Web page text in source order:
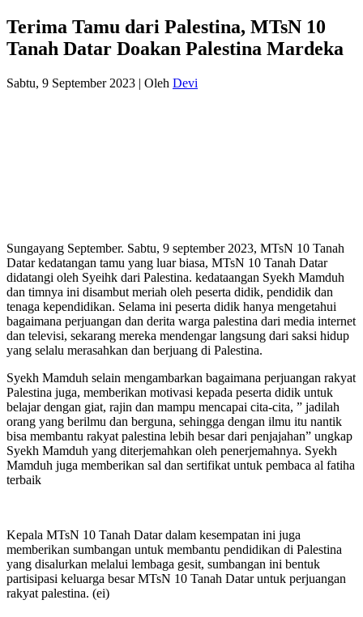
Terima Tamu dari Palestina, MTsN 10
Tanah Datar Doakan Palestina Mardeka
Sabtu, 9 September 2023 | Oleh Devi
Sungayang September. Sabtu, 9 september 2023, MTsN 10 Tanah
Datar kedatangan tamu yang luar biasa, MTsN 10 Tanah Datar
didatangi oleh Syeihk dari Palestina. kedataangan Syekh Mamduh
dan timnya ini disambut meriah oleh peserta didik, pendidik dan
tenaga kependidikan. Selama ini peserta didik hanya mengetahui
bagaimana perjuangan dan derita warga palestina dari media internet
dan televisi, sekarang mereka mendengar langsung dari saksi hidup
yang selalu merasahkan dan berjuang di Palestina.
Syekh Mamduh selain mengambarkan bagaimana perjuangan rakyat
Palestina juga, memberikan motivasi kepada peserta didik untuk
belajar dengan giat, rajin dan mampu mencapai cita-cita, ” jadilah
orang yang berilmu dan berguna, sehingga dengan ilmu itu nantik
bisa membantu rakyat palestina lebih besar dari penjajahan” ungkap
Syekh Mamduh yang diterjemahkan oleh penerjemahnya. Syekh
Mamduh juga memberikan sal dan sertifikat untuk pembaca al fatiha
terbaik
Kepala MTsN 10 Tanah Datar dalam kesempatan ini juga
memberikan sumbangan untuk membantu pendidikan di Palestina
yang disalurkan melalui lembaga gesit, sumbangan ini bentuk
partisipasi keluarga besar MTsN 10 Tanah Datar untuk perjuangan
rakyat palestina. (ei)